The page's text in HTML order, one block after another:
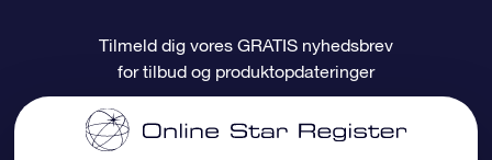
Anmeldelser
OSR Gavekortet
Firmagaver
Personliggjort Stjerneside
One Million Stars
Betalingsinformation
Forsendelsesoplysninger
Tilmeld dig vores GRATIS nyhedsbrev
for tilbud og produktopdateringer